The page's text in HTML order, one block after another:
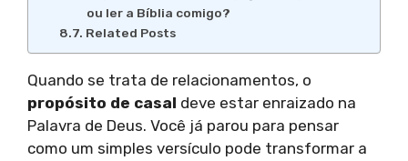
ou ler a Bíblia comigo?
Related Posts
Quando se trata de relacionamentos, o
propósito de casal deve estar enraizado na
Palavra de Deus. Você já parou para pensar
como um simples versículo pode transformar a